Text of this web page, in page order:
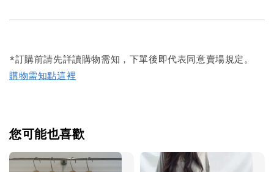
*訂購前請先詳讀購物需知，下單後即代表同意賣場規定。
購物需知點這裡
您可能也喜歡